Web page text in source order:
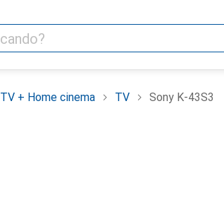
TV + Home cinema TV Sony K-43S3